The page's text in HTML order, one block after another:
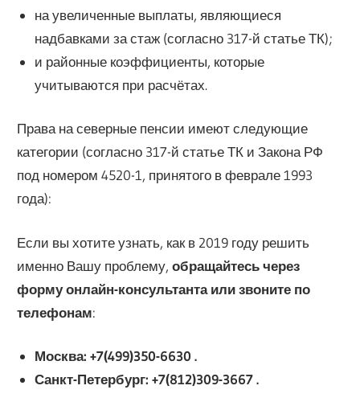
на увеличенные выплаты, являющиеся
надбавками за стаж (согласно 317-й статье ТК);
и районные коэффициенты, которые
учитываются при расчётах.
Права на северные пенсии имеют следующие
категории (согласно 317-й статье ТК и Закона РФ
под номером 4520-1, принятого в феврале 1993
года):
Если вы хотите узнать, как в 2019 году решить
именно Вашу проблему,обращайтесь через
форму онлайн-консультанта или звоните по
телефонам:
Москва: +7(499)350-6630 .
Санкт-Петербург: +7(812)309-3667 .